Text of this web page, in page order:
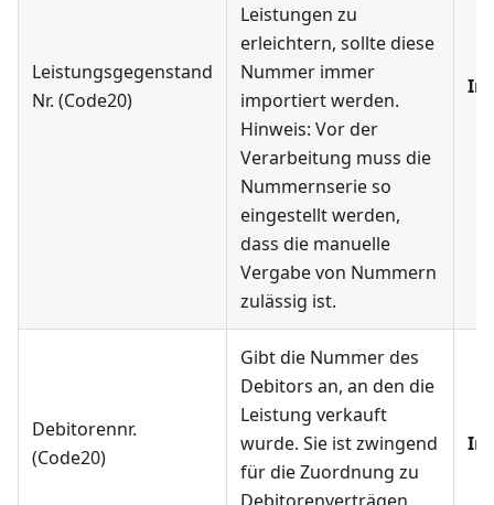
Leistungsgegenstand
Nr. (Code20)
Leistungen zu
erleichtern, sollte diese
Nummer immer
importiert werden.
Hinweis: Vor der
Verarbeitung muss die
Nummernserie so
eingestellt werden,
dass die manuelle
Vergabe von Nummern
zulässig ist.
Debitorennr.
(Code20)
Gibt die Nummer des
Debitors an, an den die
Leistung verkauft
wurde. Sie ist zwingend
für die Zuordnung zu